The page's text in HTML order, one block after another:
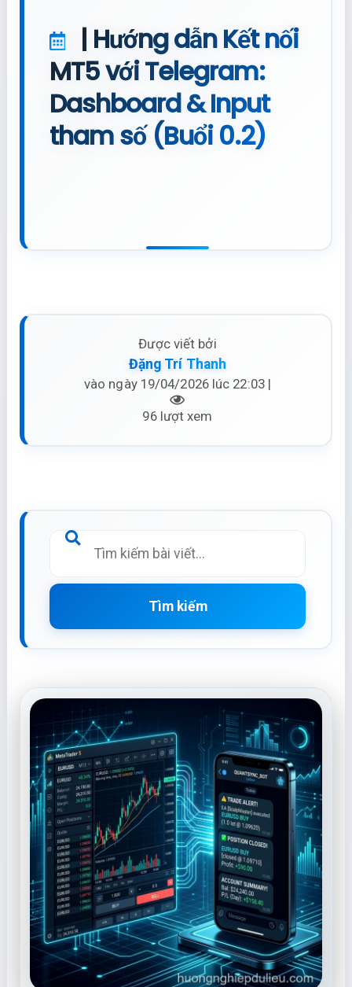
| Hướng dẫn Kết nối
MT5 với Telegram:
Dashboard & Input
tham số (Buổi 0.2)
Được viết bởi
Đặng Trí Thanh
vào ngày 19/04/2026 lúc 22:03 |
96 lượt xem
Tìm kiếm